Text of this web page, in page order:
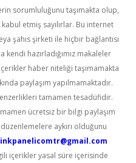
sorumluluğunu taşımakta olup,
etmiş sayılırlar. Bu internet
şahıs şirketi ile hiçbir bağlantısı
kendi hazırladığımız makaleler
haber niteliği taşımamakta
paylaşım yapılmamaktadır.
tamamen tesadüfidir.
ücretsiz bir bilgi paylaşım
aykırı olduğunu
içerikler yasal süre içerisinde